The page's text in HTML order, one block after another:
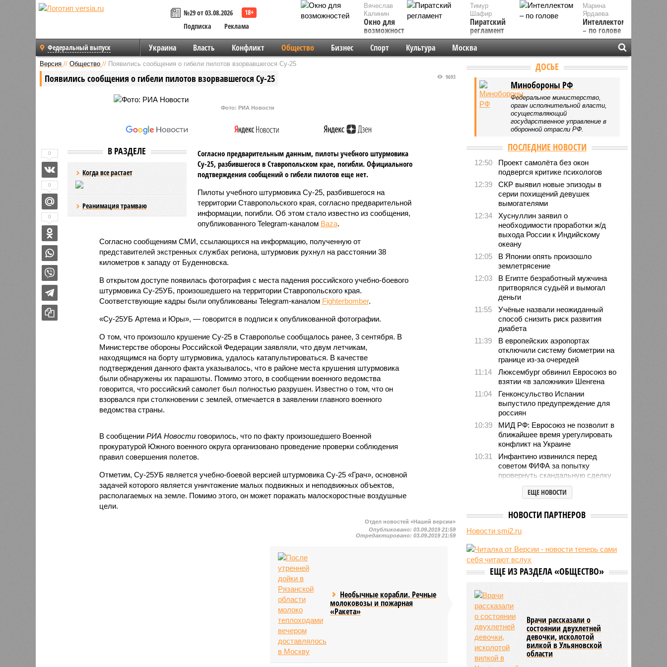
№29 от 03.08.2026
Подписка
Реклама
Вячеслав
Калинин
Окно для
возможностей
Марина
Ярдаева
Интеллектом
– по голове
Тимур
Шафир
Пиратский
регламент
Федеральный выпуск Украина Власть Конфликт Общество Бизнес Спорт Культура Москва
Версия // Общество // Появились сообщения о гибели пилотов взорвавшегося Су-25
Появились сообщения о гибели пилотов взорвавшегося Су-25 9693
Фото: РИА Новости
В РАЗДЕЛЕ
Когда все растает
Реанимация трамваю
Согласно предварительным данным, пилоты учебного штурмовика
Су-25, разбившегося в Ставропольском крае, погибли. Официального
подтверждения сообщений о гибели пилотов еще нет.
Пилоты учебного штурмовика Су-25, разбившегося на
территории Ставропольского края, согласно предварительной
информации, погибли. Об этом стало известно из сообщения,
опубликованного Telegram-каналом Baza.
Согласно сообщениям СМИ, ссылающихся на информацию, полученную от
представителей экстренных службах региона, штурмовик рухнул на расстоянии 38
километров к западу от Буденновска.
В открытом доступе появилась фотография с места падения российского учебно-боевого
штурмовика Су-25УБ, произошедшего на территории Ставропольского края.
Соответствующие кадры были опубликованы Telegram-каналом Fighterbomber.
«Су-25УБ Артема и Юры», — говорится в подписи к опубликованной фотографии.
О том, что произошло крушение Су-25 в Ставрополье сообщалось ранее, 3 сентября. В
Министерстве обороны Российской Федерации заявляли, что двум летчикам,
находящимся на борту штурмовика, удалось катапультироваться. В качестве
подтверждения данного факта указывалось, что в районе места крушения штурмовика
были обнаружены их парашюты. Помимо этого, в сообщении военного ведомства
говорится, что российский самолет был полностью разрушен. Известно о том, что он
взорвался при столкновении с землей, отмечается в заявлении главного военного
ведомства страны.
В сообщении РИА Новости говорилось, что по факту произошедшего Военной
прокуратурой Южного военного округа организовано проведение проверки соблюдения
правил совершения полетов.
Отметим, Су-25УБ является учебно-боевой версией штурмовика Су-25 «Грач», основной
задачей которого является уничтожение малых подвижных и неподвижных объектов,
располагаемых на земле. Помимо этого, он может поражать малоскоростные воздушные
цели.
0
0
0
Отдел новостей «Нашей версии»
Опубликовано:03.09.2019 21:59
Отредактировано:03.09.2019 21:59
Необычные корабли. Речные
молоковозы и пожарная
«Ракета»
ДОСЬЕ
Минобороны РФ
Федеральное министерство,
орган исполнительной власти,
осуществляющий
государственное управление в
оборонной отрасли РФ.
ПОСЛЕДНИЕ НОВОСТИ
12:50
Проект самолёта без окон
подвергся критике психологов
12:39
СКР выявил новые эпизоды в
серии похищений девушек
вымогателями
12:34
Хуснуллин заявил о
необходимости проработки ж/д
выхода России к Индийскому
океану
12:05
В Японии опять произошло
землетрясение
12:03
В Египте безработный мужчина
притворялся судьёй и вымогал
деньги
11:55
Учёные назвали неожиданный
способ снизить риск развития
диабета
11:39
В европейских аэропортах
отключили систему биометрии на
границе из-за очередей
11:14
Люксембург обвинил Евросоюз во
взятии «в заложники» Шенгена
11:04
Генконсульство Испании
выпустило предупреждение для
россиян
10:39
МИД РФ: Евросоюз не позволит в
ближайшее время урегулировать
конфликт на Украине
10:31
Инфантино извинился перед
советом ФИФА за попытку
провернуть скандальную сделку
В Польше рассказали о тренде
нападений на украинцев в стране
утечки о нехватке боеприпасов у
США
вернуть гражданство России
10:02
Минтранс заявил о готовности
рассмотреть возможность запуска
ЕЩЕ НОВОСТИ
НОВОСТИ ПАРТНЕРОВ
Новости smi2.ru
ЕЩЕ ИЗ РАЗДЕЛА «ОБЩЕСТВО»
Врачи рассказали о
состоянии двухлетней
девочки, исколотой
вилкой в Ульяновской
области